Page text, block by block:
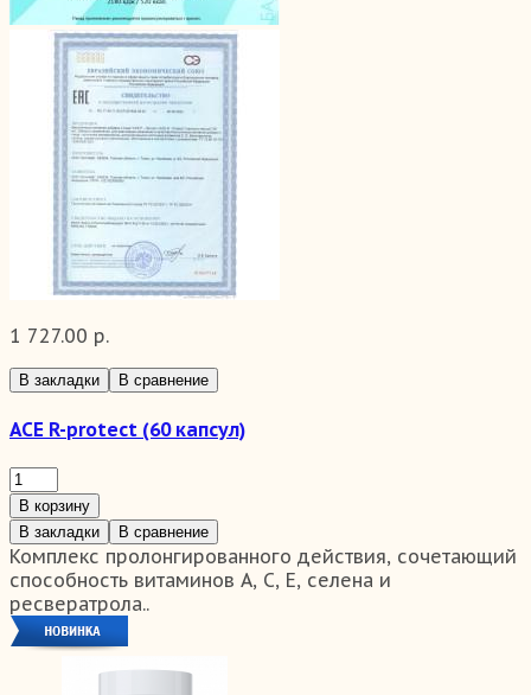
1 727.00 р.
В закладки В сравнение
ACE R-protect (60 капсул)
В корзину
В закладки
В сравнение
Комплекс пролонгированного действия, сочетающий
способность витаминов А, С, Е, селена и
ресвератрола..